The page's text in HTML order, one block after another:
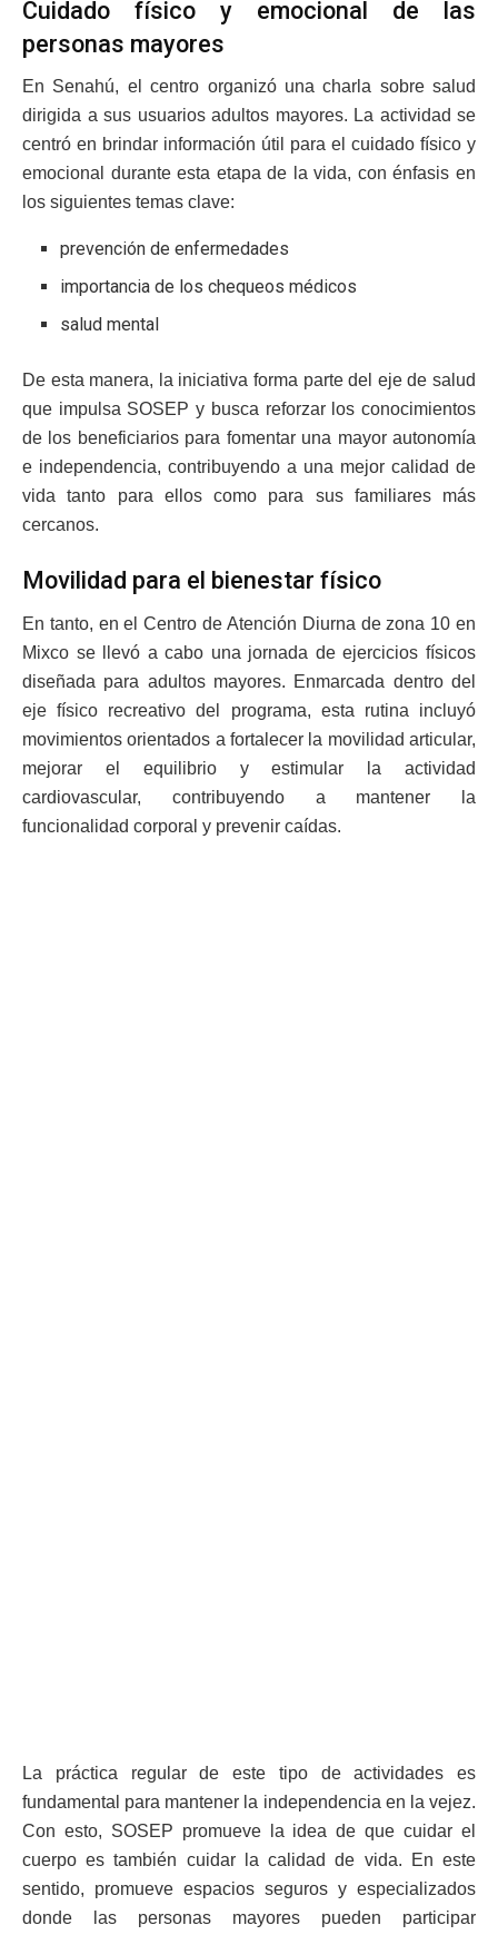
Cuidado físico y emocional de las
personas mayores
En Senahú, el centro organizó una charla sobre salud
dirigida a sus usuarios adultos mayores. La actividad se
centró en brindar información útil para el cuidado físico y
emocional durante esta etapa de la vida, con énfasis en
los siguientes temas clave:
prevención de enfermedades
importancia de los chequeos médicos
salud mental
De esta manera, la iniciativa forma parte del eje de salud
que impulsa SOSEP y busca reforzar los conocimientos
de los beneficiarios para fomentar una mayor autonomía
e independencia, contribuyendo a una mejor calidad de
vida tanto para ellos como para sus familiares más
cercanos.
Movilidad para el bienestar físico
En tanto, en el Centro de Atención Diurna de zona 10 en
Mixco se llevó a cabo una jornada de ejercicios físicos
diseñada para adultos mayores. Enmarcada dentro del
eje físico recreativo del programa, esta rutina incluyó
movimientos orientados a fortalecer la movilidad articular,
mejorar el equilibrio y estimular la actividad
cardiovascular, contribuyendo a mantener la
funcionalidad corporal y prevenir caídas.
La práctica regular de este tipo de actividades es
fundamental para mantener la independencia en la vejez.
Con esto, SOSEP promueve la idea de que cuidar el
cuerpo es también cuidar la calidad de vida. En este
sentido, promueve espacios seguros y especializados
donde las personas mayores pueden participar